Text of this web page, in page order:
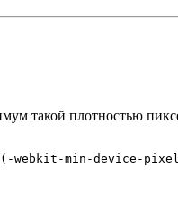
такой плотностью
(-webkit-min-device-